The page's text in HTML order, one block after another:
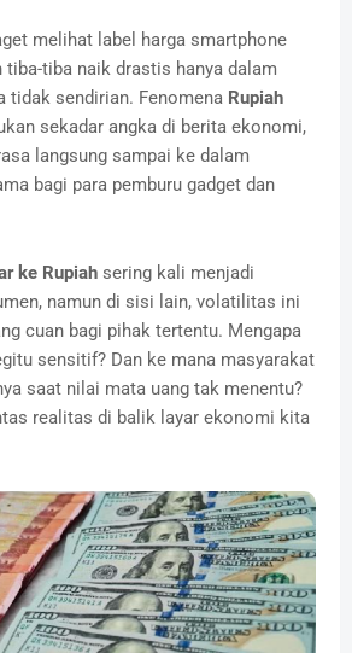
melihat label harga smartphone
tiba naik drastis hanya dalam
tidak sendirian. Fenomena Rupiah
sekadar angka di berita ekonomi,
langsung sampai ke dalam
bagi para pemburu gadget dan
ke Rupiah sering kali menjadi
namun di sisi lain, volatilitas ini
cuan bagi pihak tertentu. Mengapa
sensitif? Dan ke mana masyarakat
saat nilai mata uang tak menentu?
realitas di balik layar ekonomi kita